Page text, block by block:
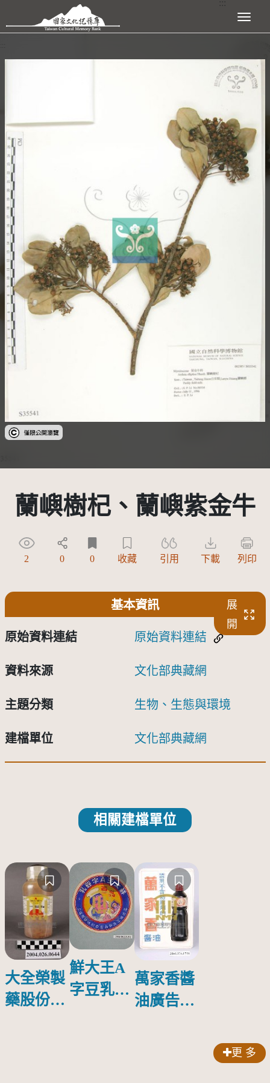
跳到主要內容區塊 展開選單
受著作權法保護-僅限於本平台有限度公開瀏覽
蘭嶼樹杞、蘭嶼紫金牛
2 0 0 收藏 引用 下載 列印
基本資訊
展
開
原始資料連結 原始資料連結
資料來源 文化部典藏網
主題分類 生物、生態與環境
建檔單位 文化部典藏網
相關建檔單位
大全榮製
藥股份有
鮮大王A
字豆乳罐
萬家香醬
油廣告塑
更 多